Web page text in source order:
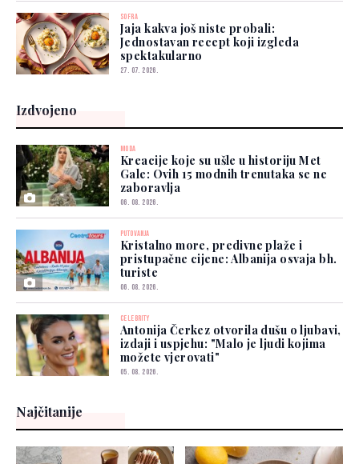
SOFRA
Jaja kakva još niste probali:
Jednostavan recept koji izgleda
spektakularno
27. 07. 2026.
Izdvojeno
MODA
Kreacije koje su ušle u historiju Met
Gale: Ovih 15 modnih trenutaka se ne
zaboravlja
06. 08. 2026.
PUTOVANJA
Kristalno more, predivne plaže i
pristupačne cijene: Albanija osvaja bh.
turiste
06. 08. 2026.
CELEBRITY
Antonija Čerkez otvorila dušu o ljubavi,
izdaji i uspjehu: "Malo je ljudi kojima
možete vjerovati"
05. 08. 2026.
Najčitanije